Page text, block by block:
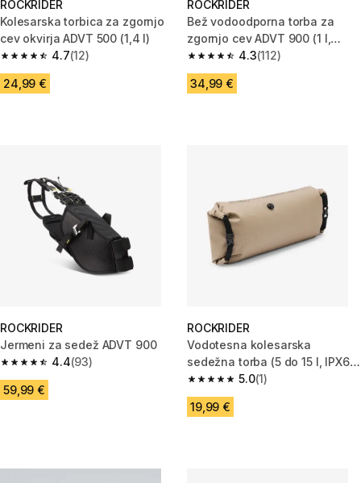
ROCKRIDER
Kolesarska torbica za zgornjo
cev okvirja ADVT 500 (1,4 l)
4.7
4.7 od 5 zvezdic from 12 ocene
(12)
24,99 €
ROCKRIDER
Bež vodoodporna torba za
zgornjo cev ADVT 900 (1 l,
IPX3)
4.3
4.3 od 5 zvezdic from 112
(112)
34,99 €
ROCKRIDER
Jermeni za sedež ADVT 900
4.4
4.4 od 5 zvezdic from 93 ocene
(93)
59,99 €
ROCKRIDER
Vodotesna kolesarska
sedežna torba (5 do 15 l, IPX6)
ADVT 9005.0
5.0 od 5 zvezdic from 1 ocene
(1)
19,99 €